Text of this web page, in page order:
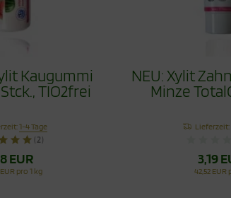
Kaugummi
TIO2frei
1-4 Tage
(2)
EUR
pro 1 kg
NEU: Xylit
Minze
Lieferzeit:
3,19
42,52 EUR